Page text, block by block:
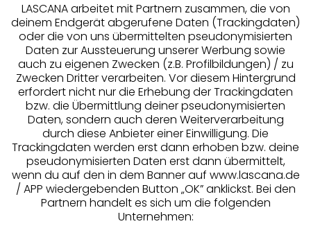
Services
Beratung
Über uns
Rechtliches
LASCANA arbeitet mit Partnern zusammen, die von
deinem Endgerät abgerufene Daten (Trackingdaten)
oder die von uns übermittelten pseudonymisierten
Daten zur Aussteuerung unserer Werbung sowie
auch zu eigenen Zwecken (z.B. Profilbildungen) / zu
Zwecken Dritter verarbeiten. Vor diesem Hintergrund
erfordert nicht nur die Erhebung der Trackingdaten
bzw. die Übermittlung deiner pseudonymisierten
Daten, sondern auch deren Weiterverarbeitung
durch diese Anbieter einer Einwilligung. Die
Trackingdaten werden erst dann erhoben bzw. deine
pseudonymisierten Daten erst dann übermittelt,
wenn du auf den in dem Banner auf www.lascana.de
/ APP wiedergebenden Button „OK” anklickst. Bei den
Partnern handelt es sich um die folgenden
Unternehmen: